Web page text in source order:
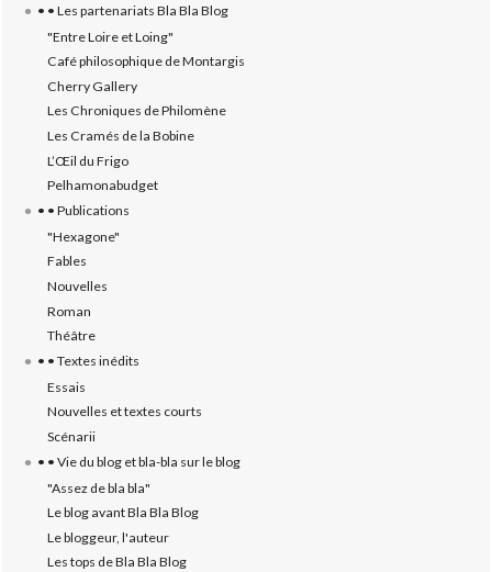
• • Les partenariats Bla Bla Blog
"Entre Loire et Loing"
Café philosophique de Montargis
Cherry Gallery
Les Chroniques de Philomène
Les Cramés de la Bobine
L’‎Œil du Frigo
Pelhamonabudget
• • Publications
"Hexagone"
Fables
Nouvelles
Roman
Théâtre
• • Textes inédits
Essais
Nouvelles et textes courts
Scénarii
• • Vie du blog et bla-bla sur le blog
"Assez de bla bla"
Le blog avant Bla Bla Blog
Le bloggeur, l'auteur
Les tops de Bla Bla Blog